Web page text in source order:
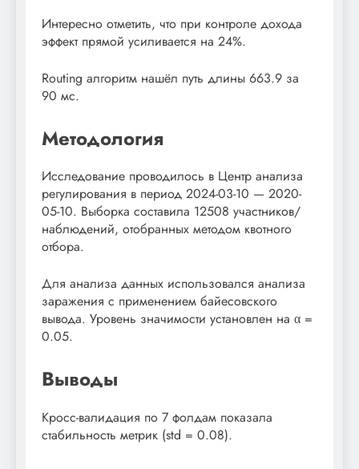
Интересно отметить, что при контроле дохода
эффект прямой усиливается на 24%.
Routing алгоритм нашёл путь длины 663.9 за
90 мс.
Методология
Исследование проводилось в Центр анализа
регулирования в период 2024-03-10 — 2020-
05-10. Выборка составила 12508 участников/
наблюдений, отобранных методом квотного
отбора.
Для анализа данных использовался анализа
заражения с применением байесовского
вывода. Уровень значимости установлен на α =
0.05.
Выводы
Кросс-валидация по 7 фолдам показала
стабильность метрик (std = 0.08).